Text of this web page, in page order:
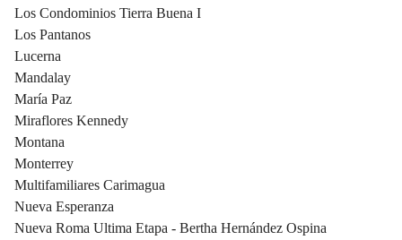
Los Condominios Tierra Buena I
Los Pantanos
Lucerna
Mandalay
María Paz
Miraflores Kennedy
Montana
Monterrey
Multifamiliares Carimagua
Nueva Esperanza
Nueva Roma Ultima Etapa - Bertha Hernández Ospina